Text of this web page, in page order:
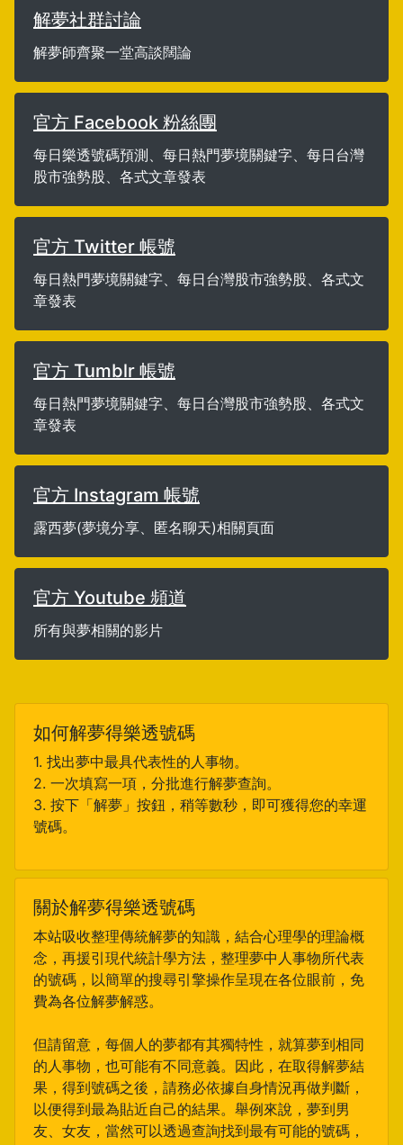
解夢社群討論
解夢師齊聚一堂高談闊論
官方 Facebook 粉絲團
每日樂透號碼預測、每日熱門夢境關鍵字、每日台灣
股市強勢股、各式文章發表
官方 Twitter 帳號
每日熱門夢境關鍵字、每日台灣股市強勢股、各式文
章發表
官方 Tumblr 帳號
每日熱門夢境關鍵字、每日台灣股市強勢股、各式文
章發表
官方 Instagram 帳號
露西夢(夢境分享、匿名聊天)相關頁面
官方 Youtube 頻道
所有與夢相關的影片
如何解夢得樂透號碼
1. 找出夢中最具代表性的人事物。
2. 一次填寫一項，分批進行解夢查詢。
3. 按下「解夢」按鈕，稍等數秒，即可獲得您的幸運
號碼。
關於解夢得樂透號碼
本站吸收整理傳統解夢的知識，結合心理學的理論概
念，再援引現代統計學方法，整理夢中人事物所代表
的號碼，以簡單的搜尋引擎操作呈現在各位眼前，免
費為各位解夢解惑。
但請留意，每個人的夢都有其獨特性，就算夢到相同
的人事物，也可能有不同意義。因此，在取得解夢結
果，得到號碼之後，請務必依據自身情況再做判斷，
以便得到最為貼近自己的結果。舉例來說，夢到男
友、女友，當然可以透過查詢找到最有可能的號碼，